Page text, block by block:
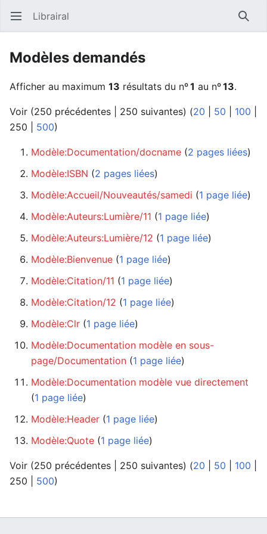
Ouvrir le menu principal Librairal
Modèles demandés
Afficher au maximum 13 résultats du nº1 au nº13.
Voir (250 précédentes 250 suivantes) (20 50 100
250
500)
Modèle:Documentation/docname ‏‎ (2 pages liées)
Modèle:ISBN ‏‎ (2 pages liées)
Modèle:Accueil/Nouveautés/samedi ‏‎ (1 page liée)
Modèle:Auteurs:Lumière/11 ‏‎ (1 page liée)
Modèle:Auteurs:Lumière/12 ‏‎ (1 page liée)
Modèle:Bienvenue ‏‎ (1 page liée)
Modèle:Citation/11 ‏‎ (1 page liée)
Modèle:Citation/12 ‏‎ (1 page liée)
Modèle:Clr ‏‎ (1 page liée)
Modèle:Documentation modèle en sous-
page/Documentation ‏‎ (1 page liée)
Modèle:Documentation modèle vue directement
(1 page liée)
Modèle:Header ‏‎ (1 page liée)
Modèle:Quote ‏‎ (1 page liée)
Voir (250 précédentes 250 suivantes) (20 50 100
250
500)